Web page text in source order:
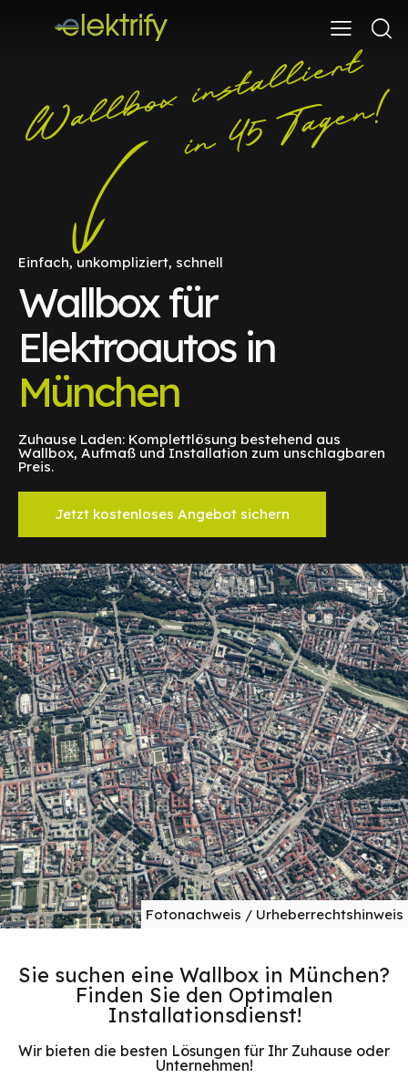
Einfach, unkompliziert, schnell
Wallbox für
Elektroautos in
München
Zuhause Laden: Komplettlösung bestehend aus
Wallbox, Aufmaß und Installation zum unschlagbaren
Preis.
Jetzt kostenloses Angebot sichern
Fotonachweis / Urheberrechtshinweis
Sie suchen eine Wallbox in München?
Finden Sie den Optimalen
Installationsdienst!
Wir bieten die besten Lösungen für Ihr Zuhause oder
Unternehmen!